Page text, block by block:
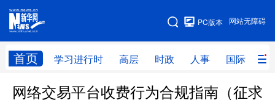
网站无障碍
PC版本
首页 学习进行时 高层 时政 人事 国际 财
网站地图
学习进行时 高层 时政 人事
网络交易平台收费行为合规指南（征求